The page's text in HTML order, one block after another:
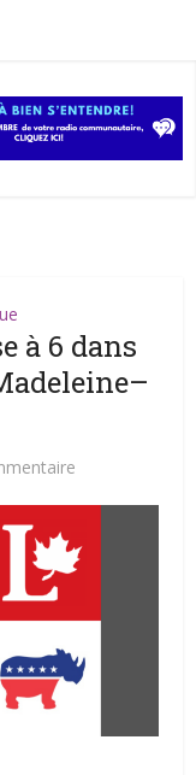
à 6 dans